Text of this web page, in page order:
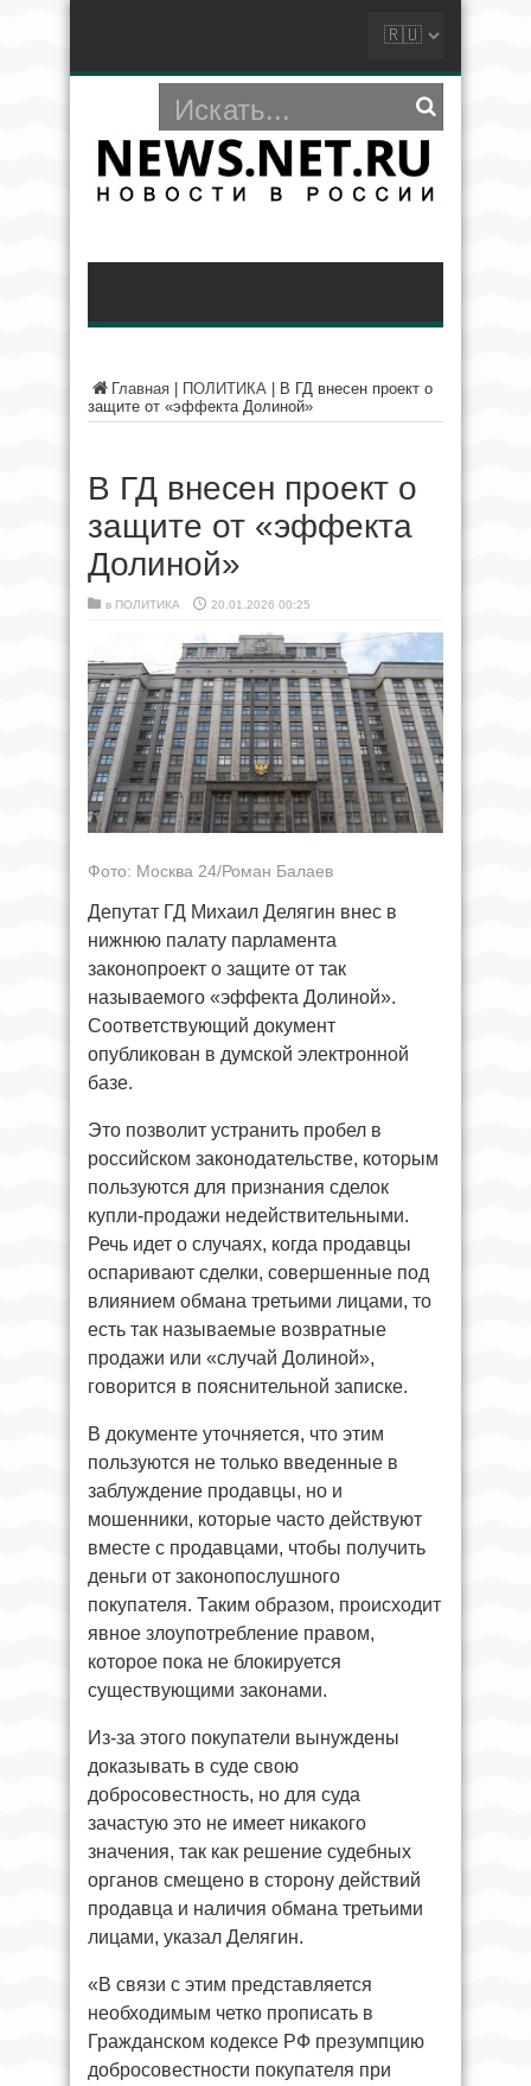
Главная ПОЛИТИКА
В ГД внесен проект о
защите от «эффекта Долиной»
В ГД внесен проект о
защите от «эффекта
Долиной»
в ПОЛИТИКА 20.01.2026 00:25
Фото: Москва 24/Роман Балаев
Депутат ГД Михаил Делягин внес в
нижнюю палату парламента
законопроект о защите от так
называемого «эффекта Долиной».
Соответствующий документ
опубликован в думской электронной
базе.
Это позволит устранить пробел в
российском законодательстве, которым
пользуются для признания сделок
купли-продажи недействительными.
Речь идет о случаях, когда продавцы
оспаривают сделки, совершенные под
влиянием обмана третьими лицами, то
есть так называемые возвратные
продажи или «случай Долиной»,
говорится в пояснительной записке.
В документе уточняется, что этим
пользуются не только введенные в
заблуждение продавцы, но и
мошенники, которые часто действуют
вместе с продавцами, чтобы получить
деньги от законопослушного
покупателя. Таким образом, происходит
явное злоупотребление правом,
которое пока не блокируется
существующими законами.
Из-за этого покупатели вынуждены
доказывать в суде свою
добросовестность, но для суда
зачастую это не имеет никакого
значения, так как решение судебных
органов смещено в сторону действий
продавца и наличия обмана третьими
лицами, указал Делягин.
«В связи с этим представляется
необходимым четко прописать в
Гражданском кодексе РФ презумпцию
добросовестности покупателя при